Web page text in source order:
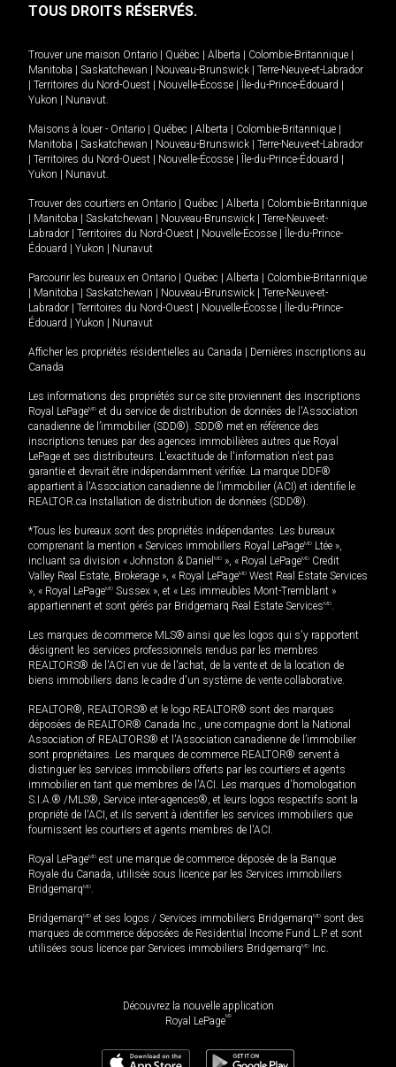
TOUS DROITS RÉSERVÉS.
Trouver une maison Ontario Québec Alberta Colombie-Britannique
Manitoba
Saskatchewan Nouveau-Brunswick
Terre-Neuve-et-Labrador
Territoires du Nord-Ouest Nouvelle-Écosse Île-du-Prince-Édouard
Yukon
Nunavut.
Maisons à louer - Ontario Québec Alberta Colombie-Britannique
Manitoba
Saskatchewan Nouveau-Brunswick
Terre-Neuve-et-Labrador
Territoires du Nord-Ouest Nouvelle-Écosse Île-du-Prince-Édouard
Yukon
Nunavut.
Trouver des courtiers en Ontario Québec Alberta
Colombie-Britannique
Manitoba Saskatchewan Nouveau-Brunswick
Terre-Neuve-et-
Labrador
Territoires du Nord-Ouest Nouvelle-Écosse
Île-du-Prince-
Édouard
Yukon Nunavut
Parcourir les bureaux en Ontario Québec Alberta
Colombie-Britannique
Manitoba Saskatchewan Nouveau-Brunswick
Terre-Neuve-et-
Labrador
Territoires du Nord-Ouest Nouvelle-Écosse
Île-du-Prince-
Édouard
Yukon Nunavut
Afficher les propriétés résidentielles au Canada
Dernières inscriptions au
Canada
Les informations des propriétés sur ce site proviennent des inscriptions
Royal LePageMD et du service de distribution de données de l'Association
canadienne de l’immobilier (SDD®). SDD® met en référence des
inscriptions tenues par des agences immobilières autres que Royal
LePage et ses distributeurs. L'exactitude de l'information n'est pas
garantie et devrait être indépendamment vérifiée. La marque DDF®
appartient à l'Association canadienne de l’immobilier (ACI) et identifie le
REALTOR.ca Installation de distribution de données (SDD®).
*Tous les bureaux sont des propriétés indépendantes. Les bureaux
comprenant la mention « Services immobiliers Royal LePageMD Ltée »,
incluant sa division « Johnston & Daniel MD », « Royal LePageMD Credit
Valley Real Estate, Brokerage », « Royal LePageMD West Real Estate Services
», « Royal LePageMD Sussex », et « Les immeubles Mont-Tremblant »
appartiennent et sont gérés par Bridgemarq Real Estate ServicesMD.
Les marques de commerce MLS® ainsi que les logos qui s'y rapportent
désignent les services professionnels rendus par les membres
REALTORS® de l'ACI en vue de l'achat, de la vente et de la location de
biens immobiliers dans le cadre d'un système de vente collaborative.
REALTOR®, REALTORS® et le logo REALTOR® sont des marques
déposées de REALTOR® Canada Inc., une compagnie dont la National
Association of REALTORS® et l'Association canadienne de l’immobilier
sont propriétaires. Les marques de commerce REALTOR® servent à
distinguer les services immobiliers offerts par les courtiers et agents
immobilier en tant que membres de l'ACI. Les marques d'homologation
S.I.A.® /MLS®, Service inter-agences®, et leurs logos respectifs sont la
propriété de l'ACI, et ils servent à identifier les services immobiliers que
fournissent les courtiers et agents membres de l'ACI.
Royal LePageMD est une marque de commerce déposée de la Banque
Royale du Canada, utilisée sous licence par les Services immobiliers
BridgemarqMD.
BridgemarqMD et ses logos / Services immobiliers BridgemarqMD sont des
marques de commerce déposées de Residential Income Fund L.P. et sont
utilisées sous licence par Services immobiliers BridgemarqMD Inc.
Découvrez la nouvelle application
Royal LePageMD